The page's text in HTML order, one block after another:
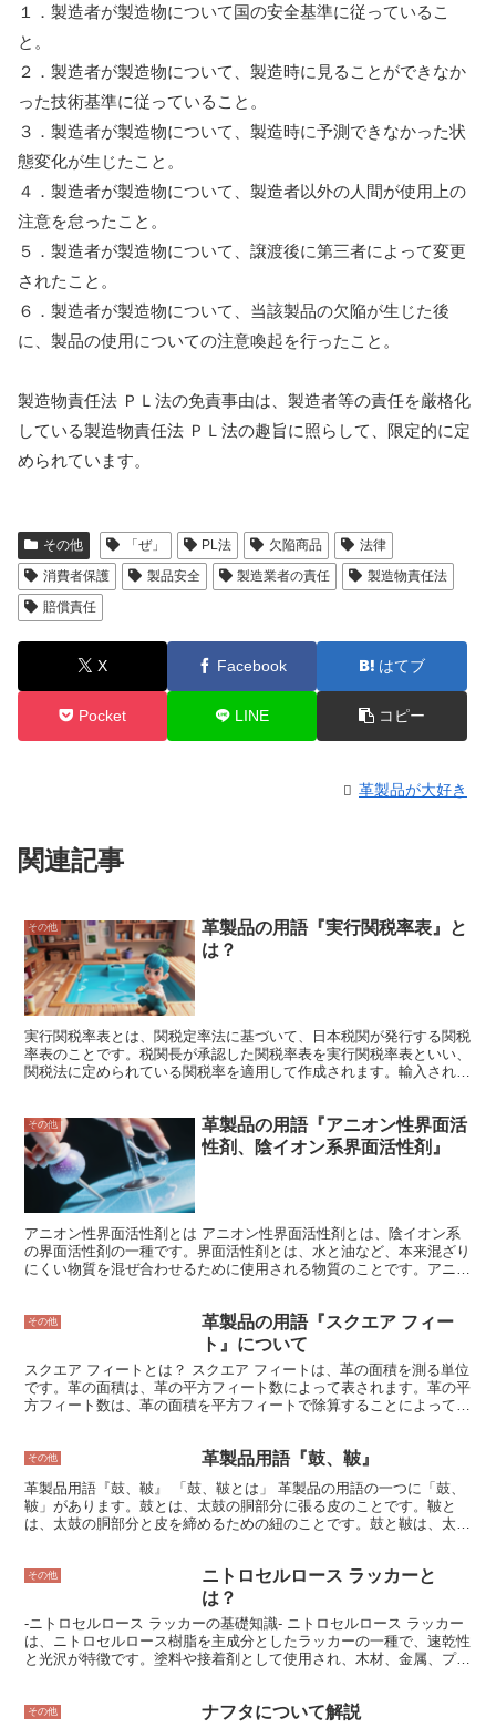
１．製造者が製造物について国の安全基準に従っているこ
と。
２．製造者が製造物について、製造時に見ることができなか
った技術基準に従っていること。
３．製造者が製造物について、製造時に予測できなかった状
態変化が生じたこと。
４．製造者が製造物について、製造者以外の人間が使用上の
注意を怠ったこと。
５．製造者が製造物について、譲渡後に第三者によって変更
されたこと。
６．製造者が製造物について、当該製品の欠陥が生じた後
に、製品の使用についての注意喚起を行ったこと。
製造物責任法 ＰＬ法の免責事由は、製造者等の責任を厳格化
している製造物責任法 ＰＬ法の趣旨に照らして、限定的に定
められています。
その他 「ぜ」 PL法 欠陥商品
法律
消費者保護
製品安全 製造業者の責任
製造物責任法
賠償責任
X Facebook はてブ
Pocket LINE コピー
革製品が大好き
関連記事
その他
革製品の用語『実行関税率表』と
は？
実行関税率表とは、関税定率法に基づいて、日本税関が発行する関税
率表のことです。税関長が承認した関税率表を実行関税率表といい、
関税法に定められている関税率を適用して作成されます。輸入される
物品を分類するためのコードであり、世界貿易機関（ＷＴＯ）の「統
一システム（ＨＳ）」に基づいています。 ・物品名輸入される物品
の名称を記載しています。 ・関税率物品ごとに適用される関税率を
記載しています。関税率は、従価税率（物品の価格に応じて課される
関税）と従量税率（物品の数量に応じて課される関税）のいずれかで
す。 ・暫定関税率関税定率法に定められている関税率が変更された
場合、その変更が実施されるまでの間に適用される関税率です。 ・
特恵関税率特定の国や地域から輸入される物品に適用される、通常の
関税率よりも低い関税率です。
その他
革製品の用語『アニオン性界面活
性剤、陰イオン系界面活性剤』
アニオン性界面活性剤とは アニオン性界面活性剤とは、陰イオン系
の界面活性剤の一種です。界面活性剤とは、水と油など、本来混ざり
にくい物質を混ぜ合わせるために使用される物質のことです。アニオ
洗浄などの効果を発揮します。 アニオン性界面活性剤は、合成洗剤
やシャンプー、石鹸、ボディソープなどの日用品に広く使用されてい
ます。また、工業分野では、金属洗浄やメッキなどの用途にも使用さ
れています。 アニオン性界面活性剤は、その強い洗浄力と低コスト
から、広く使用されています。しかし、その一方で、環境への影響が
懸念されています。アニオン性界面活性剤は、水に溶けやすく、生分
と、水質汚染を引き起こす可能性があります。 近年では、環境に配
慮したアニオン性界面活性剤の開発が進んでいます。生分解性の高い
アニオン性界面活性剤や、天然由来のアニオン性界面活性剤などが開
発されています。これらのアニオン性界面活性剤は、環境への影響を
低減しながら、洗浄力や乳化などの効果を発揮することが期待されて
います。
その他
革製品の用語『スクエア フィー
ト』について
スクエア フィートとは？ スクエア フィートは、革の面積を測る単位
です。革の面積は、革の平方フィート数によって表されます。革の平
方フィート数は、革の面積を平方フィートで除算することによって求
ります。 革の平方フィート数は、革の価格を決定する上で重要な要
ります。革の平方フィート数は、革の品質を決定する上で重要な要素
でもあります。革の平方フィート数は多いほど、革の品質は高くなり
ます。 革の平方フィート数は、革の用途を決定する上で重要な要素
その他 革製品用語『鼓、鞁』
革製品用語『鼓、鞁』 「鼓、鞁とは」 革製品の用語の一つに「鼓、
鞁」があります。鼓とは、太鼓の胴部分に張る皮のことです。鞁と
は、太鼓の胴部分と皮を締めるための紐のことです。鼓と鞁は、太鼓
厚さや鞣し方によって、太鼓の音色が変わってきます。鞁は、麻や革
などの丈夫な素材で作られます。鞁の太さや編み方によって、太鼓の
あり、太鼓の音色や耐久性に大きな影響を与えます。そのため、太鼓
を作る際には、鼓と鞁の素材や品質にこだわり、丁寧に作ることが大
切です。
その他
ニトロセルロース ラッカーと
は？
-ニトロセルロース ラッカーの基礎知識- ニトロセルロース ラッカー
は、ニトロセルロース樹脂を主成分としたラッカーの一種で、速乾性
と光沢が特徴です。塗料や接着剤として使用され、木材、金属、プラ
剤などで構成されている。溶剤はニトロセルロースを溶解させるもの
その他 ナフタについて解説